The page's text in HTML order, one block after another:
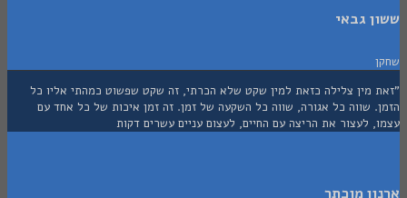
גבאי
מין צלילה כזאת למין שקט שלא הכרתי, זה שקט שפשוט כמהתי אליו כל
שווה כל אגורה, שווה כל השקעה של זמן. זה זמן איכות של כל אחד עם
לעצור את הריצה עם החיים, לעצום עניים עשרים דקות
מוכתר